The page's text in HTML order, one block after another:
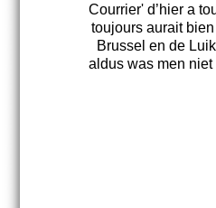
Courrier' d’hier a
toujours aurait
Brussel en de
aldus was men